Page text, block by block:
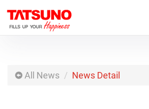
All News News Detail